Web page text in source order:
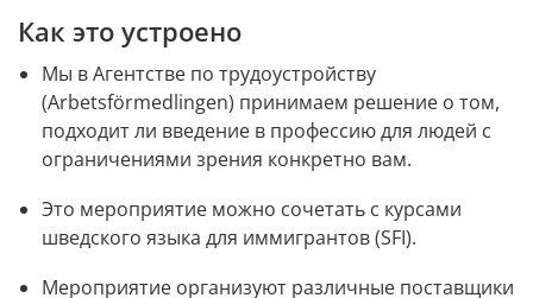
Как это устроено
Мы в Агентстве по трудоустройству
(Arbetsförmedlingen) принимаем решение о том,
подходит ли введение в профессию для людей с
ограничениями зрения конкретно вам.
Это мероприятие можно сочетать с курсами
шведского языка для иммигрантов (SFI).
Мероприятие организуют различные поставщики